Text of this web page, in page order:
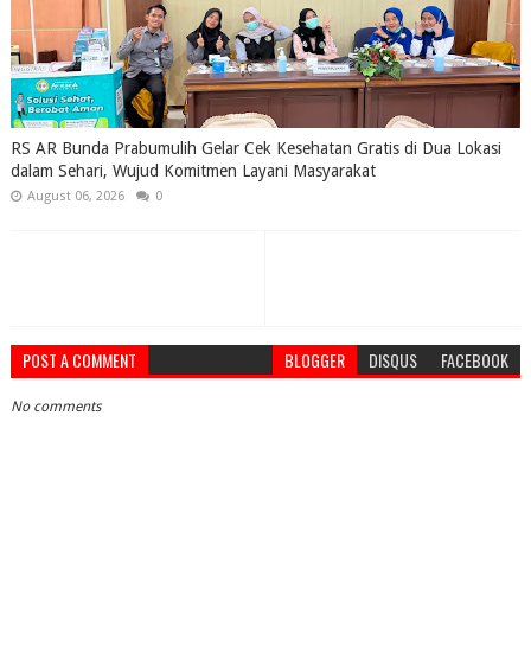
RS AR Bunda Prabumulih Gelar Cek Kesehatan Gratis di Dua Lokasi
dalam Sehari, Wujud Komitmen Layani Masyarakat
August 06, 2026 0
POST A COMMENT BLOGGER DISQUS FACEBOOK
No comments